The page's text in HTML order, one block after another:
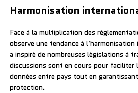
Harmonisation
Face à la multiplication des
observe une tendance à
a inspiré de nombreuses législations à
discussions sont en cours pour faciliter
données entre pays tout en
protection.